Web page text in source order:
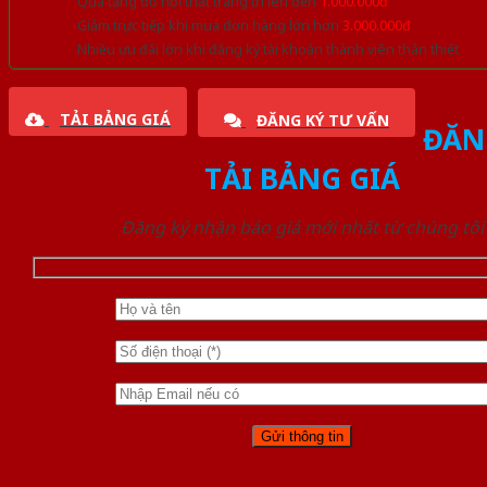
Giảm trực tiếp khi mua đơn hàng lớn hơn 3.000.000đ
Nhiều ưu đãi lớn khi đăng ký tài khoản thành viên thân thiết
TẢI BẢNG GIÁ ĐĂNG KÝ TƯ VẤN
TẢI BẢNG GIÁ
Đăng ký nhận báo giá mới nhất từ chúng tôi